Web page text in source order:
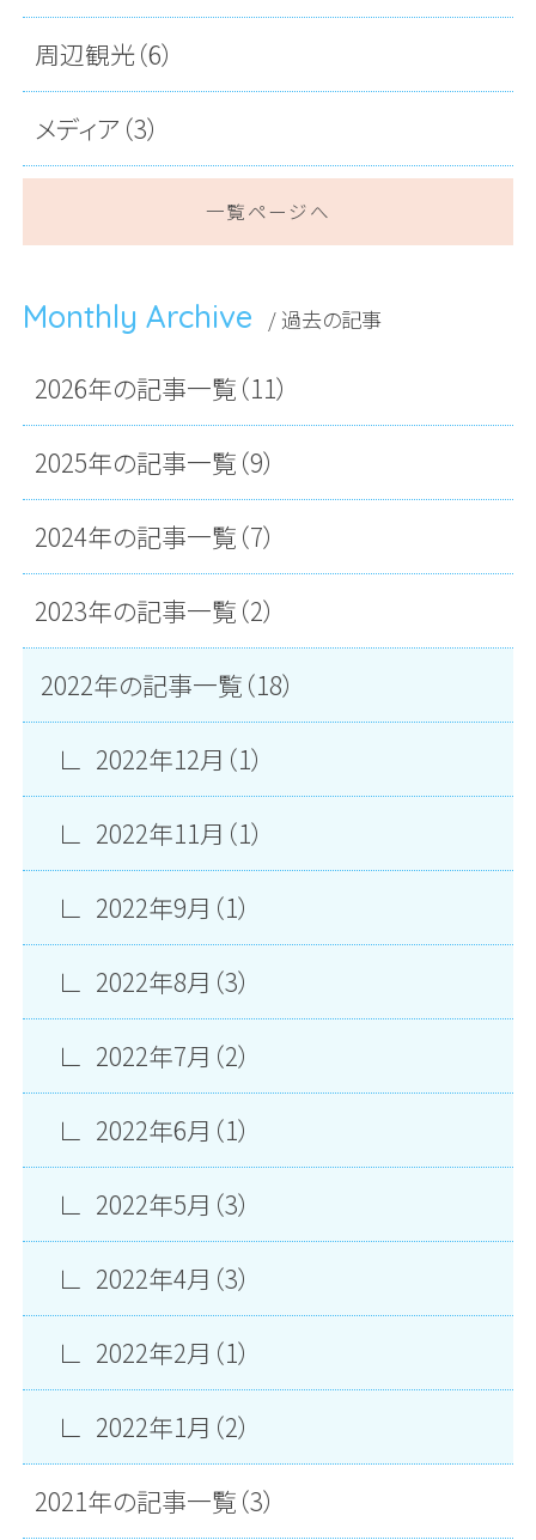
周辺観光（6）
メディア（3）
一覧ページへ
Monthly Archive / 過去の記事
2026年の記事一覧（11）
2025年の記事一覧（9）
2024年の記事一覧（7）
2023年の記事一覧（2）
2022年の記事一覧（18）
2022年12月（1）
2022年11月（1）
2022年9月（1）
2022年8月（3）
2022年7月（2）
2022年6月（1）
2022年5月（3）
2022年4月（3）
2022年2月（1）
2022年1月（2）
2021年の記事一覧（3）